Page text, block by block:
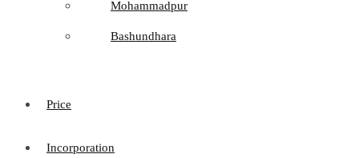
Mohammadpur
Bashundhara
Price
Incorporation